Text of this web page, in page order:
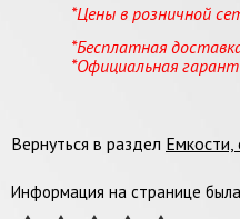
*Цены в розничной
*Бесплатная
*Официальная
Вернуться в раздел Емкости,
Информация на странице